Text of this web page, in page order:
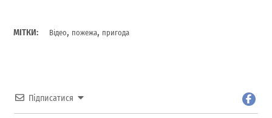
МІТКИ: Відео, пожежа, пригода
Підписатися